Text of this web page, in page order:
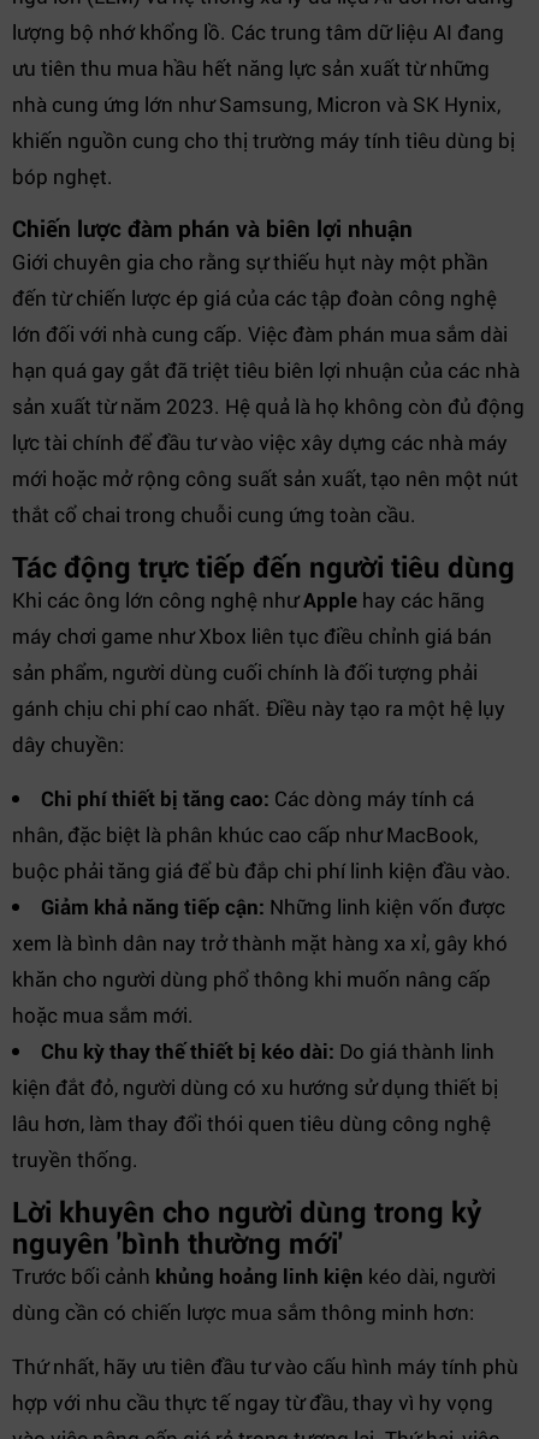
lượng bộ nhớ khổng lồ. Các trung tâm dữ liệu AI đang
ưu tiên thu mua hầu hết năng lực sản xuất từ những
nhà cung ứng lớn như Samsung, Micron và SK Hynix,
khiến nguồn cung cho thị trường máy tính tiêu dùng bị
bóp nghẹt.
Chiến lược đàm phán và biên lợi nhuận
Giới chuyên gia cho rằng sự thiếu hụt này một phần
đến từ chiến lược ép giá của các tập đoàn công nghệ
lớn đối với nhà cung cấp. Việc đàm phán mua sắm dài
hạn quá gay gắt đã triệt tiêu biên lợi nhuận của các nhà
sản xuất từ năm 2023. Hệ quả là họ không còn đủ động
lực tài chính để đầu tư vào việc xây dựng các nhà máy
mới hoặc mở rộng công suất sản xuất, tạo nên một nút
thắt cổ chai trong chuỗi cung ứng toàn cầu.
Tác động trực tiếp đến người tiêu dùng
Khi các ông lớn công nghệ nhưApple hay các hãng
máy chơi game như Xbox liên tục điều chỉnh giá bán
sản phẩm, người dùng cuối chính là đối tượng phải
gánh chịu chi phí cao nhất. Điều này tạo ra một hệ lụy
dây chuyền:
Chi phí thiết bị tăng cao: Các dòng máy tính cá
nhân, đặc biệt là phân khúc cao cấp như MacBook,
buộc phải tăng giá để bù đắp chi phí linh kiện đầu vào.
Giảm khả năng tiếp cận: Những linh kiện vốn được
xem là bình dân nay trở thành mặt hàng xa xỉ, gây khó
khăn cho người dùng phổ thông khi muốn nâng cấp
hoặc mua sắm mới.
Chu kỳ thay thế thiết bị kéo dài: Do giá thành linh
kiện đắt đỏ, người dùng có xu hướng sử dụng thiết bị
lâu hơn, làm thay đổi thói quen tiêu dùng công nghệ
truyền thống.
Lời khuyên cho người dùng trong kỷ
nguyên 'bình thường mới'
Trước bối cảnh khủng hoảng linh kiện kéo dài, người
dùng cần có chiến lược mua sắm thông minh hơn:
Thứ nhất, hãy ưu tiên đầu tư vào cấu hình máy tính phù
hợp với nhu cầu thực tế ngay từ đầu, thay vì hy vọng